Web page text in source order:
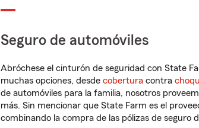
Seguro de automóviles
Abróchese el cinturón de seguridad con State
muchas opciones, desde cobertura contra
de automóviles para la familia, nosotros
más. Sin mencionar que State Farm es el
combinando la compra de las pólizas de seguro